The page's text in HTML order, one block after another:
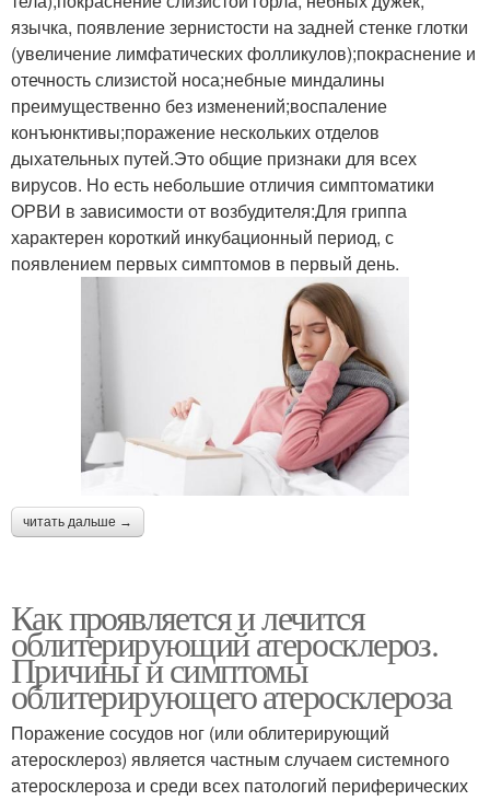
язычка, появление зернистости на задней стенке глотки
(увеличение лимфатических фолликулов);покраснение и
отечность слизистой носа;небные миндалины
преимущественно без изменений;воспаление
конъюнктивы;поражение нескольких отделов
дыхательных путей.Это общие признаки для всех
вирусов. Но есть небольшие отличия симптоматики
ОРВИ в зависимости от возбудителя:Для гриппа
характерен короткий инкубационный период, с
появлением первых симптомов в первый день.
читать дальше →
Как проявляется и лечится
облитерирующий атеросклероз.
Причины и симптомы
облитерирующего атеросклероза
Поражение сосудов ног (или облитерирующий
атеросклероз) является частным случаем системного
атеросклероза и среди всех патологий периферических